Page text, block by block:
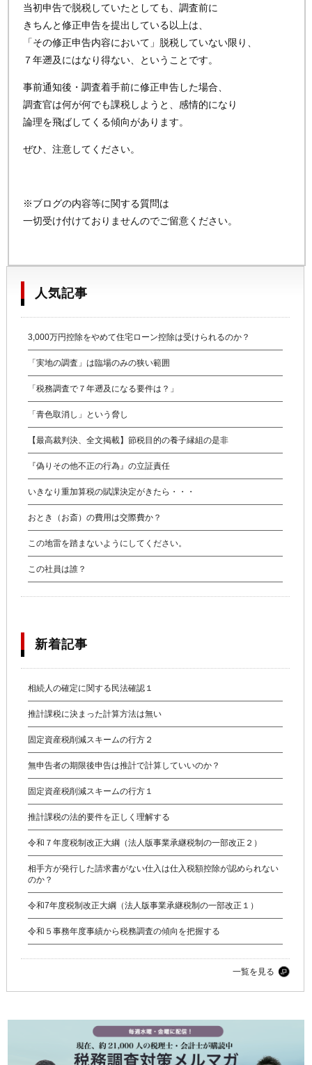
当初申告で脱税していたとしても、調査前に
きちんと修正申告を提出している以上は、
「その修正申告内容において」脱税していない限り、
７年遡及にはなり得ない、ということです。
事前通知後・調査着手前に修正申告した場合、
調査官は何が何でも課税しようと、感情的になり
論理を飛ばしてくる傾向があります。
ぜひ、注意してください。
※ブログの内容等に関する質問は
一切受け付けておりませんのでご留意ください。
人気記事
3,000万円控除をやめて住宅ローン控除は受けられるのか？
「実地の調査」は臨場のみの狭い範囲
「税務調査で７年遡及になる要件は？」
「青色取消し」という脅し
【最高裁判決、全文掲載】節税目的の養子縁組の是非
『偽りその他不正の行為』の立証責任
いきなり重加算税の賦課決定がきたら・・・
おとき（お斎）の費用は交際費か？
この地雷を踏まないようにしてください。
この社員は誰？
新着記事
相続人の確定に関する民法確認１
推計課税に決まった計算方法は無い
固定資産税削減スキームの行方２
無申告者の期限後申告は推計で計算していいのか？
固定資産税削減スキームの行方１
推計課税の法的要件を正しく理解する
令和７年度税制改正大綱（法人版事業承継税制の一部改正２）
相手方が発行した請求書がない仕入は仕入税額控除が認められない
のか？
令和7年度税制改正大綱（法人版事業承継税制の一部改正１）
令和５事務年度事績から税務調査の傾向を把握する
一覧を見る